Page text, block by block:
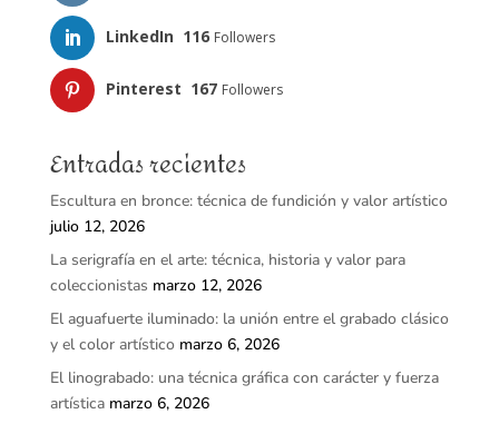
LinkedIn 116 Followers
Pinterest 167 Followers
Entradas recientes
Escultura en bronce: técnica de fundición y valor artístico
julio 12, 2026
La serigrafía en el arte: técnica, historia y valor para
coleccionistas marzo 12, 2026
El aguafuerte iluminado: la unión entre el grabado clásico
y el color artístico marzo 6, 2026
El linograbado: una técnica gráfica con carácter y fuerza
artística marzo 6, 2026